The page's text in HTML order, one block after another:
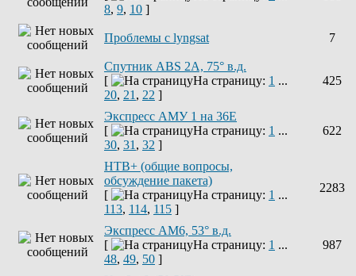
8, 9, 10 ]
Проблемы с lyngsat 7
Спутник ABS 2A, 75° в.д.
[
На страницу: 1 ...
20, 21 , 22 ]
425
Экспресс АМУ 1 на 36Е
[
На страницу: 1 ...
30, 31 , 32 ]
622
НТВ+ (общие вопросы,
обсуждение пакета)
[
На страницу: 1 ...
113, 114, 115 ]
2283
Экспресс AM6, 53° в.д.
[
На страницу: 1 ...
48, 49, 50 ]
987